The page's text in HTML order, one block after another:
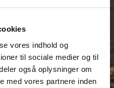
vores indhold og
til sociale medier og til
også oplysninger om
med vores partnere inden